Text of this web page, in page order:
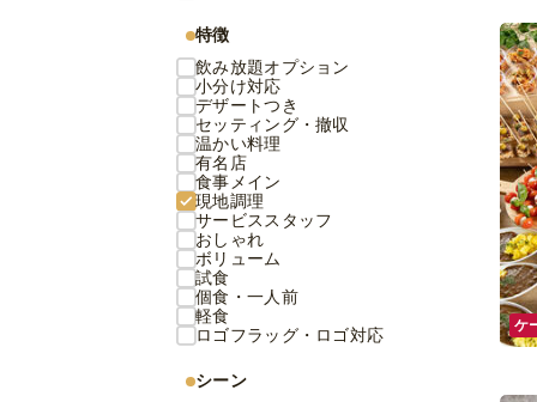
ケ
特徴
飲み放題オプション
小分け対応
デザートつき
セッティング・撤収
温かい料理
有名店
食事メイン
現地調理
サービススタッフ
おしゃれ
ボリューム
試食
個食・一人前
軽食
ロゴフラッグ・ロゴ対応
シーン